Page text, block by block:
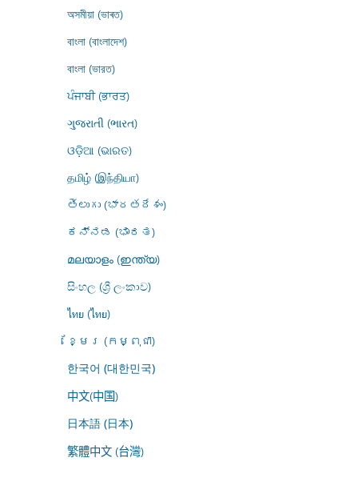
অসমীয়া (ভাৰত)
বাংলা (বাংলাদেশ)
বাংলা (ভারত)
ਪੰਜਾਬੀ (ਭਾਰਤ)
ગુજરાતી (ભારત)
ଓଡ଼ିଆ (ଭାରତ)
தமிழ் (இந்தியா)
తెలుగు (భారతదేశం)
ಕನ್ನಡ (ಭಾರತ)
മലയാളം (ഇന്ത്യ)
සිංහල (ශ්‍රී ලංකාව)
ไทย (ไทย)
ខ្មែរ (កម្ពុជា)
한국어 (대한민국)
中文(中国)
日本語 (日本)
繁體中文 (台灣)